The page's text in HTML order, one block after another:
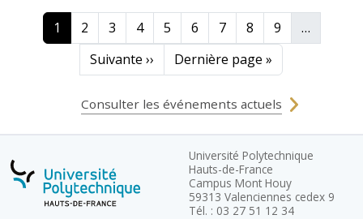
Consulter les événements actuels
Page courante
1 Page
2 Page
3 Page
4 Page
5 Page
6 Page
7 Page
8 Page
9
…
Page suivante
Suivante ›› Dernière page
Dernière page »
Université Polytechnique
Hauts-de-France
Campus Mont Houy
59313 Valenciennes cedex 9
Tél. : 03 27 51 12 34